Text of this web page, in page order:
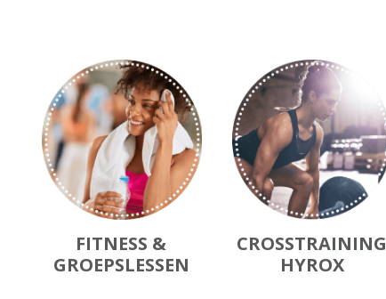
FITNESS &
GROEPSLESSEN
CROSSTRAINING
HYROX